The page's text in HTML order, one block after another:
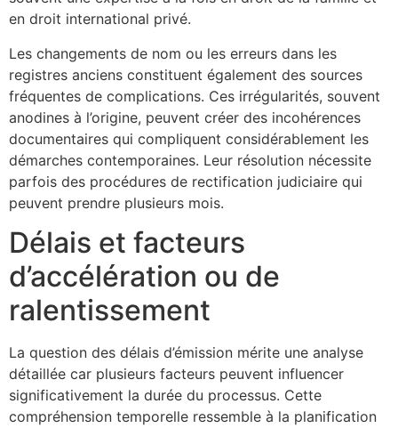
en droit international privé.
Les changements de nom ou les erreurs dans les
registres anciens constituent également des sources
fréquentes de complications. Ces irrégularités, souvent
anodines à l’origine, peuvent créer des incohérences
documentaires qui compliquent considérablement les
démarches contemporaines. Leur résolution nécessite
parfois des procédures de rectification judiciaire qui
peuvent prendre plusieurs mois.
Délais et facteurs
d’accélération ou de
ralentissement
La question des délais d’émission mérite une analyse
détaillée car plusieurs facteurs peuvent influencer
significativement la durée du processus. Cette
compréhension temporelle ressemble à la planification